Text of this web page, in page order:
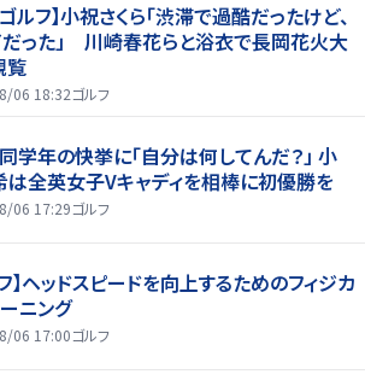
ルフ】小祝さくら「渋滞で過酷だったけど、
だった」 川崎春花らと浴衣で長岡花火大
覧
06 18:32ゴルフ
学年の快挙に「自分は何してんだ？」 小
は全英女子Vキャディを相棒に初優勝を
06 17:29ゴルフ
】ヘッドスピードを向上するためのフィジカ
ニング
06 17:00ゴルフ